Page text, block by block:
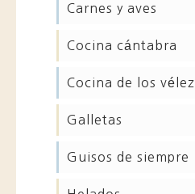
carnes y aves
cocina cántabra
cocina de los vélez
galletas
guisos de siempre